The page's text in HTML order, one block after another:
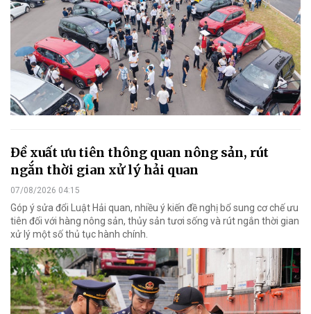
Đề xuất ưu tiên thông quan nông sản, rút
ngắn thời gian xử lý hải quan
07/08/2026 04:15
Góp ý sửa đổi Luật Hải quan, nhiều ý kiến đề nghị bổ sung cơ chế ưu
tiên đối với hàng nông sản, thủy sản tươi sống và rút ngắn thời gian
xử lý một số thủ tục hành chính.